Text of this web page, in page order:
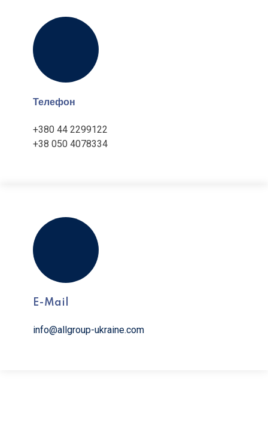
Телефон
+380 44 2299122
+38 050 4078334
E-Mail
info@allgroup-ukraine.com